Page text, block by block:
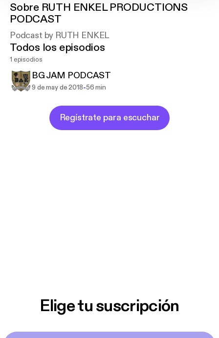
Sobre RUTH ENKEL PRODUCTIONS
PODCAST
Podcast by RUTH ENKEL
Todos los episodios
1 episodios
BG JAM PODCAST
9 de may de 2018-56 min
Regístrate para escuchar
Elige tu suscripción